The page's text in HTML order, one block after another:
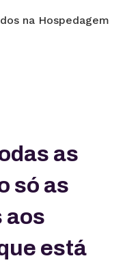
as
só as
aos
está